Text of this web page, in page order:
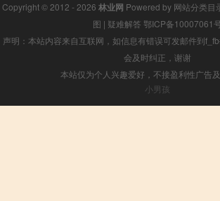
Copyright © 2012 - 2026 林业网 Powered by 网站分类目
图 | 疑难解答 鄂ICP备10007061
声明：本站内容来自互联网，如信息有错误可发邮件到
会及时纠正，谢谢
本站仅为个人兴趣爱好，不接盈利性广告
小男孩